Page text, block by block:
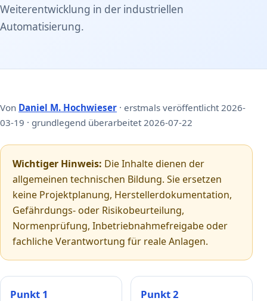
Weiterentwicklung in der industriellen
Automatisierung.
Von Daniel M. Hochwieser · erstmals veröffentlicht 2026-
03-19 · grundlegend überarbeitet 2026-07-22
Wichtiger Hinweis: Die Inhalte dienen der
allgemeinen technischen Bildung. Sie ersetzen
keine Projektplanung, Herstellerdokumentation,
Gefährdungs- oder Risikobeurteilung,
Normenprüfung, Inbetriebnahmefreigabe oder
fachliche Verantwortung für reale Anlagen.
Punkt 1 Punkt 2